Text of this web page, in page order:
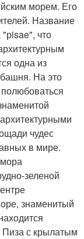
морем. Его
Название
"рisae", что
одна из
На это
чудес
в мире.
зеленой
знаменитый
Пиза с крылатым